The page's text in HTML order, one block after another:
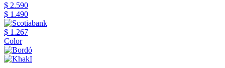
$ 2.590
$ 1.490
$ 1.267
Color